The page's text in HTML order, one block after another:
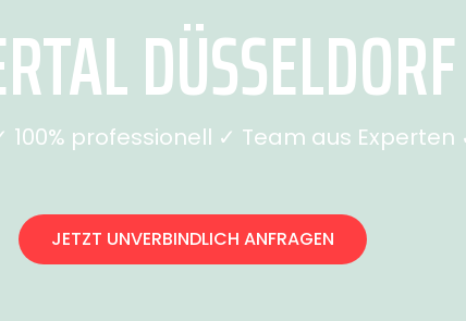
professionell ✓ Team aus
JETZT UNVERBINDLICH ANFRAGEN